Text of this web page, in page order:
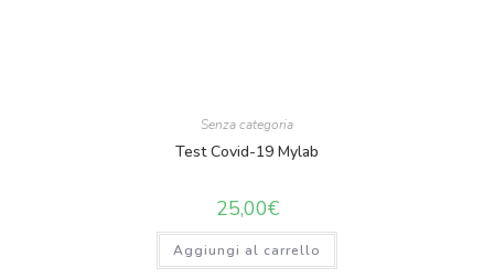
Senza categoria
Test Covid-19 Mylab
25,00€
Aggiungi al carrello